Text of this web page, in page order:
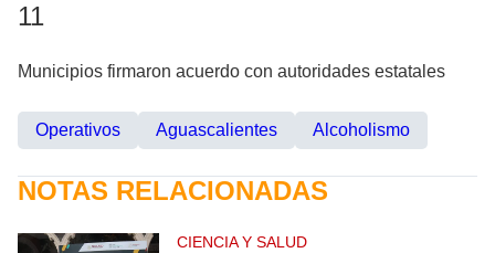
11
Municipios firmaron acuerdo con autoridades estatales
Operativos Aguascalientes Alcoholismo
NOTAS RELACIONADAS
CIENCIA Y SALUD